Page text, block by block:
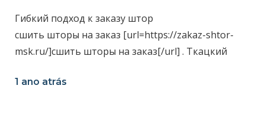
Гибкий подход к заказу штор
сшить шторы на заказ [url=https://zakaz-shtor-
msk.ru/]сшить шторы на заказ[/url] . Ткацкий
1 ano atrás